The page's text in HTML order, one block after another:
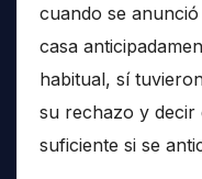
cuando se
casa
habitual, sí
su rechazo y
suficiente si se